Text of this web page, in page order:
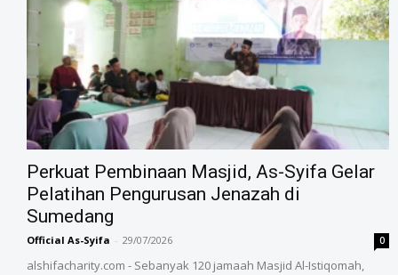
‎Perkuat Pembinaan Masjid, As-Syifa Gelar
Pelatihan Pengurusan Jenazah di
Sumedang
Official As-Syifa - 29/07/2026 0
alshifacharity.com - Sebanyak 120 jamaah Masjid Al-Istiqomah,